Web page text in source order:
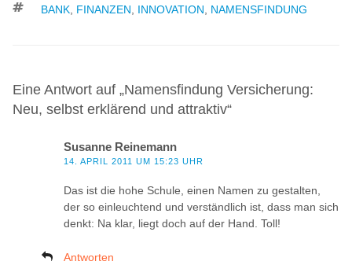
SCHLAGWÖRTER
BANK FINANZEN INNOVATION NAMENSFINDUNG
Eine Antwort auf „Namensfindung Versicherung:
Neu, selbst erklärend und attraktiv“
Susanne Reinemann
14. APRIL 2011 UM 15:23 UHR
Das ist die hohe Schule, einen Namen zu gestalten,
der so einleuchtend und verständlich ist, dass man sich
denkt: Na klar, liegt doch auf der Hand. Toll!
Antworten